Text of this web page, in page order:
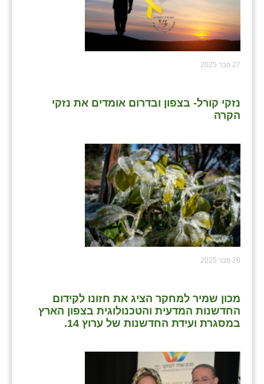
27 פבר 2025
נזקי קורל- בצפון ובדרום אומדים את נזקי
הקרה
26 פבר 2025
מכון שמיר למחקר הציג את חזונו לקידום
החדשנות המדעית והטכנולוגית בצפון הארץ
במסגרת ועידת החדשנות של ערוץ 14.